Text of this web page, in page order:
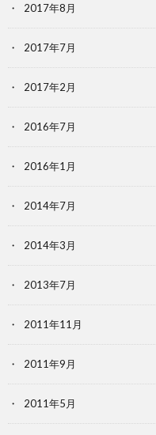
2017年8月
2017年7月
2017年2月
2016年7月
2016年1月
2014年7月
2014年3月
2013年7月
2011年11月
2011年9月
2011年5月